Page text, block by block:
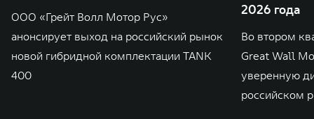
ООО «Грейт Волл Мотор Рус»
анонсирует выход на российский рынок
новой гибридной комплектации TANK
400
2026 года
Во втором
Great Wall
уверенную
российском